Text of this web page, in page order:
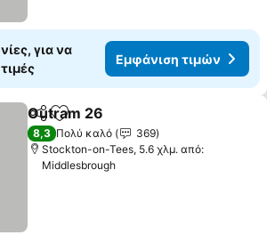
για να
Εμφάνιση τιμών
Κοινοποίηση
Προσθήκη στα αγαπημένα
Outram 26
8,3 Πολύ καλό
369
Stockton-on-Tees, 5.6 χλμ. από:
Middlesbrough